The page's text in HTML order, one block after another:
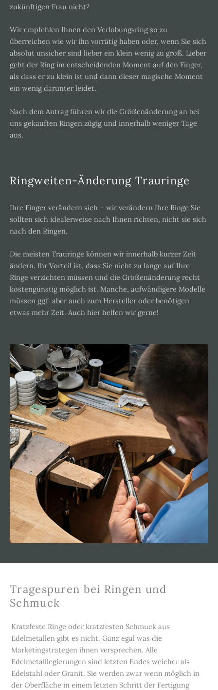
zukünftigen Frau nicht?
Wir empfehlen Ihnen den Verlobungsring so zu
überreichen wie wir ihn vorrätig haben oder, wenn Sie sich
absolut unsicher sind lieber ein klein wenig zu groß. Lieber
geht der Ring im entscheidenden Moment auf den Finger,
als dass er zu klein ist und dann dieser magische Moment
ein wenig darunter leidet.
Nach dem Antrag führen wir die Größenänderung an bei
uns gekauften Ringen zügig und innerhalb weniger Tage
aus.
Ringweiten-Änderung Trauringe
Ihre Finger verändern sich – wir verändern Ihre Ringe Sie
sollten sich idealerweise nach Ihnen richten, nicht sie sich
nach den Ringen.
Die meisten Trauringe können wir innerhalb kurzer Zeit
ändern. Ihr Vorteil ist, dass Sie nicht zu lange auf Ihre
Ringe verzichten müssen und die Größenänderung recht
kostengünstig möglich ist. Manche, aufwändigere Modelle
müssen ggf. aber auch zum Hersteller oder benötigen
etwas mehr Zeit. Auch hier helfen wir gerne!
Tragespuren bei Ringen und
Schmuck
Kratzfeste Ringe oder kratzfesten Schmuck aus
Edelmetallen gibt es nicht. Ganz egal was die
Marketingstrategen ihnen versprechen. Alle
Edelmetalllegierungen sind letzten Endes weicher als
Edelstahl oder Granit. Sie werden zwar wenn möglich in
der Oberfläche in einem letzten Schritt der Fertigung